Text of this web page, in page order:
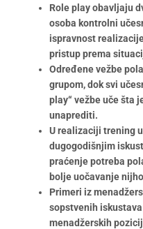
Role play obavljaju
osoba kontrolni
ispravnost
pristup prema
Određene vežbe
grupom,dok svi
play“ vežbe uče šta
unaprediti.
U realizaciji trening
dugogodišnjim
praćenje potreba
bolje uočavanje
Primeri iz
sopstvenih
menadžerskih